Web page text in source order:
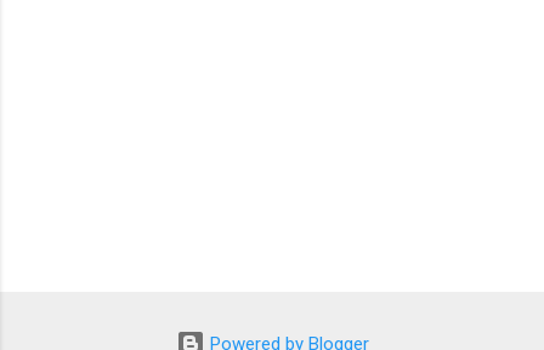
Powered by Blogger